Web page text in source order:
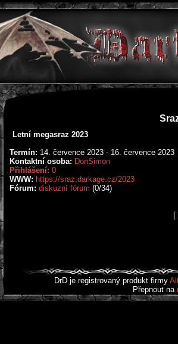
Letní megasraz 2023
Termín: 14. července 2023 - 16. července 2023
Kontaktní osoba: DonSimon
Přihlášení: 0
WWW: https://sraz.darkage.cz/2023
Fórum: diskuzní fórum (0/34)
[
DrD je registrovaný produkt firmy
Přepnout na